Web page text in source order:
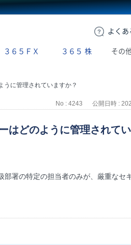
よくあ
３６５ＦＸ ３６５ 株 その
うに管理されていますか？
No : 4243 公開日時 :
はどのように管理されて
部署の特定の担当者のみが、厳重なセ